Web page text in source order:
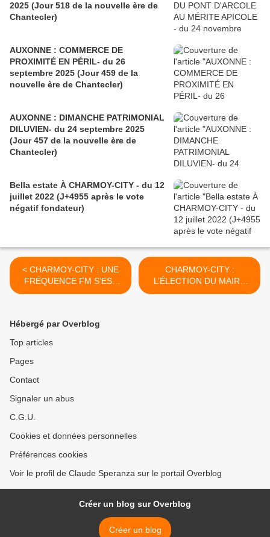
2025 (Jour 518 de la nouvelle ère de
Chantecler)
AUXONNE : COMMERCE DE
PROXIMITÉ EN PÉRIL- du 26
septembre 2025 (Jour 459 de la
nouvelle ère de Chantecler)
AUXONNE : DIMANCHE PATRIMONIAL
DILUVIEN- du 24 septembre 2025
(Jour 457 de la nouvelle ère de
Chantecler)
Bella estate À CHARMOY-CITY - du 12
juillet 2022 (J+4955 après le vote
négatif fondateur)
< CHARMOY-CITY : UNE
FRÉQUENCE FM S’EST
TUE - du 2 juillet 2020
CHARMOY-CITY :
L’ÉLECTION DU MAIRE
PAR LE PETIT BOUT DE
Hébergé par Overblog
Top articles
Pages
Contact
Signaler un abus
C.G.U.
Cookies et données personnelles
Préférences cookies
Voir le profil de Claude Speranza sur le portail Overblog
Créer un blog sur Overblog
Créer un blog